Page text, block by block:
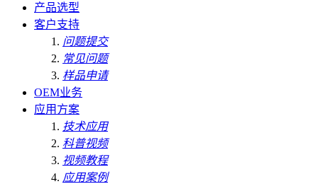
产品选型
客户支持
问题提交
常见问题
样品申请
OEM业务
应用方案
技术应用
科普视频
视频教程
应用案例